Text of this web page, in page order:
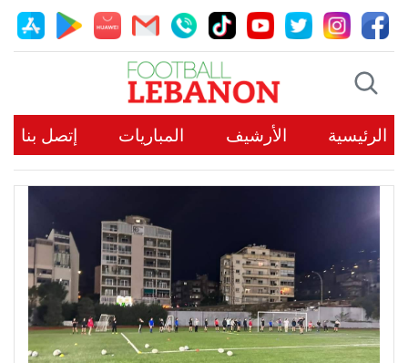
الرئيسية الأرشيف المباريات إتصل بنا